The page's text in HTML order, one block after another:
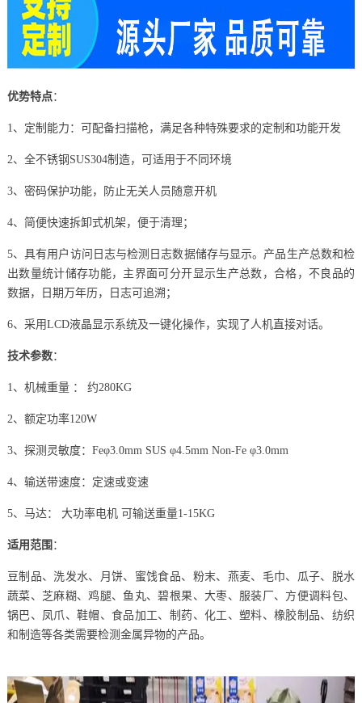
优势特点：
1、定制能力：可配备扫描枪，满足各种特殊要求的定制和功能开发
2、全不锈钢SUS304制造，可适用于不同环境
3、密码保护功能，防止无关人员随意开机
4、简便快速拆卸式机架，便于清理；
5、具有用户访问日志与检测日志数据储存与显示。产品生产总数和检
出数量统计储存功能，主界面可分开显示生产总数，合格，不良品的
数据，日期万年历，日志可追溯；
6、采用LCD液晶显示系统及一键化操作，实现了人机直接对话。
技术参数：
1、机械重量 ： 约280KG
2、额定功率120W
3、探测灵敏度：Feφ3.0mm SUS φ4.5mm Non-Fe φ3.0mm
4、输送带速度：定速或变速
5、马达： 大功率电机 可输送重量1-15KG
适用范围 ：
豆制品、洗发水、月饼、蜜饯食品、粉末、燕麦、毛巾、瓜子、脱水
蔬菜、芝麻糊、鸡腿、鱼丸、碧根果、大枣、服装厂、方便调料包、
锅巴、凤爪、鞋帽、食品加工、制药、化工、塑料、橡胶制品、纺织
和制造等各类需要检测金属异物的产品。